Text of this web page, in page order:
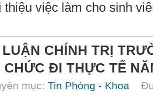
việc làm cho sinh
CHÍNH TRỊ
ĐI THỰC TẾ
mục: Tin Phòng - Khoa